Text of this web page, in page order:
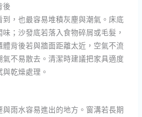
後
，也最容易堆積灰塵與潮氣。床底
；沙發底若落入食物碎屑或毛髮，
背後若與牆面距離太近，空氣不流
不易散去。清潔時建議把家具適度
乾燥處理。
雨水容易進出的地方。窗溝若長期